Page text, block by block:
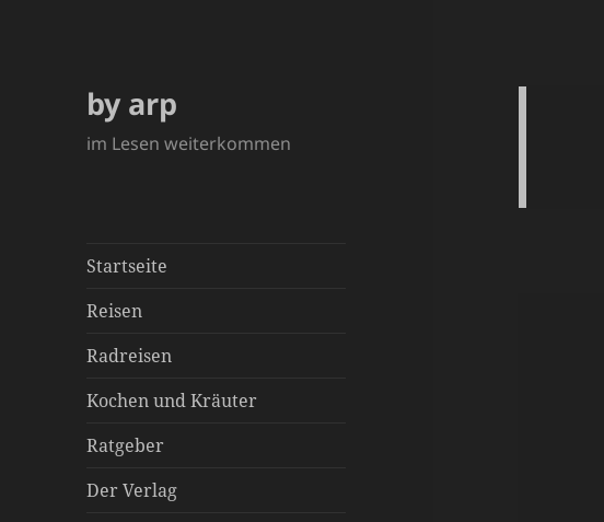
by arp
im Lesen weiterkommen
Startseite
Reisen
Radreisen
Kochen und Kräuter
Ratgeber
Der Verlag